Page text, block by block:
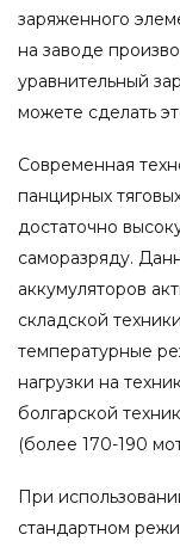
заряженного
на заводе
уравнительный
можете сделать
Современная
панцирных
достаточно
саморазряду.
аккумуляторов
складской
температурные
нагрузки на
болгарской
(более 170-190
При
стандартном